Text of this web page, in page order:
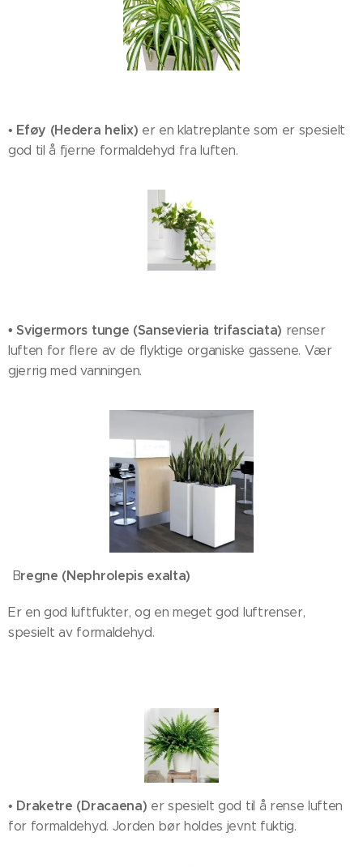
• Eføy (Hedera helix) er en klatreplante som er spesielt
god til å fjerne formaldehyd fra luften.
• Svigermors tunge (Sansevieria trifasciata) renser
luften for flere av de flyktige organiske gassene. Vær
gjerrig med vanningen.
Bregne (Nephrolepis exalta)
Er en god luftfukter, og en meget god luftrenser,
spesielt av formaldehyd.
• Draketre (Dracaena) er spesielt god til å rense luften
for formaldehyd. Jorden bør holdes jevnt fuktig.